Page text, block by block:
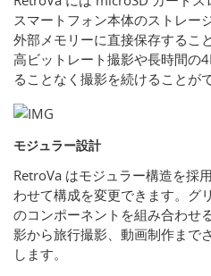
スマートフォン本体のストレー
外部メモリーに直接保存するこ
高ビットレート撮影や長時間の
ることなく撮影を続けることが
モジュラー設計
RetroVa はモジュラー構造を採
わせて構成を変更できます。グ
のコンポーネントを組み合わせ
影から旅行撮影、動画制作まで
します。